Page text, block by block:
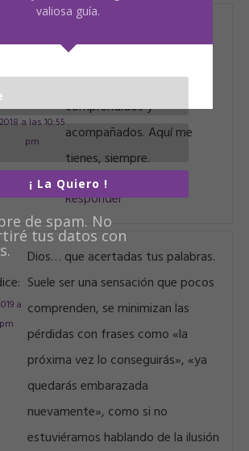
Alicia Acuña
dice:
2018 a las 10:55
pm
falta a todos, soltar lo que
nos atenaza y sentirnos
comprendidos y
acompañados. Aquí me
tienes, siempre.
Responder
a
Dios… que acertadas tus palabras.
Suele ser una sensación que pocos
comprenden, se minimizan las
pérdidas con frases como «la
próxima vez lo conseguirás», «ya
quedarás embarazada
nuevamente», como si no
estuviéramos hablando de la ilusión
valiosa guía.
¡ La Quiero !
de spam. No
tus datos con